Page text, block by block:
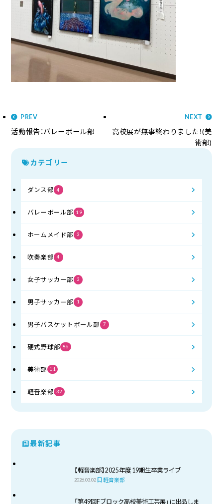
PREV
活動報告：バレーボール部
NEXT
高校展が無事終わりました！(美
術部)
カテゴリー
ダンス部 4
バレーボール部 19
ホームメイド部 3
吹奏楽部 4
女子サッカー部 3
男子サッカー部 1
男子バスケットボール部 7
硬式野球部 86
美術部 11
軽音楽部 32
最新記事
【軽音楽部】2025年度 19期生卒業ライブ
2026.03.02 軽音楽部
「第49回Fブロック高校美術工芸展」に出品しま